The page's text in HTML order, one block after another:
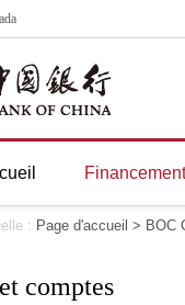
: Page d'accueil > BOC
comptes